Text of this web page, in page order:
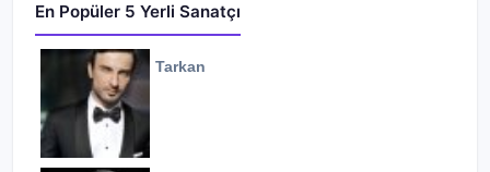
En Popüler 5 Yerli Sanatçı
Tarkan